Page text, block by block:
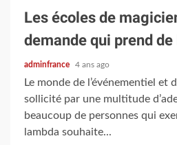
Les écoles de
demande qui prend de
adminfrance 4 ans ago
Le monde de l’événementiel et
sollicité par une multitude
beaucoup de personnes qui
lambda souhaite...